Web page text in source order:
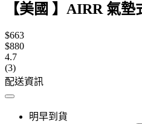
【美國 】AIRR 氣墊
$663
$880
4.7
(3)
配送資訊
明早到貨